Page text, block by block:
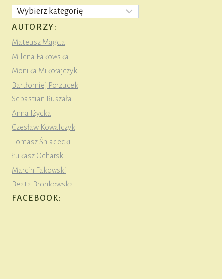
Kategorie
AUTORZY:
Mateusz Magda
Milena Fakowska
Monika Mikołajczyk
Bartłomiej Porzucek
Sebastian Ruszała
Anna Iżycka
Czesław Kowalczyk
Tomasz Śniadecki
Łukasz Ocharski
Marcin Fakowski
Beata Bronkowska
FACEBOOK: